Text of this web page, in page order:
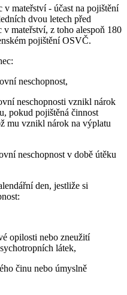
v mateřství - účast na pojištění
dvou letech před
v mateřství, z toho alespoň 180
pojištění OSVČ.
neschopnost,
neschopnosti vznikl nárok
pokud pojištěná činnost
mu vznikl nárok na výplatu
neschopnost v době útěku
den, jestliže si
opilosti nebo zneužití
látek,
činu nebo úmyslně